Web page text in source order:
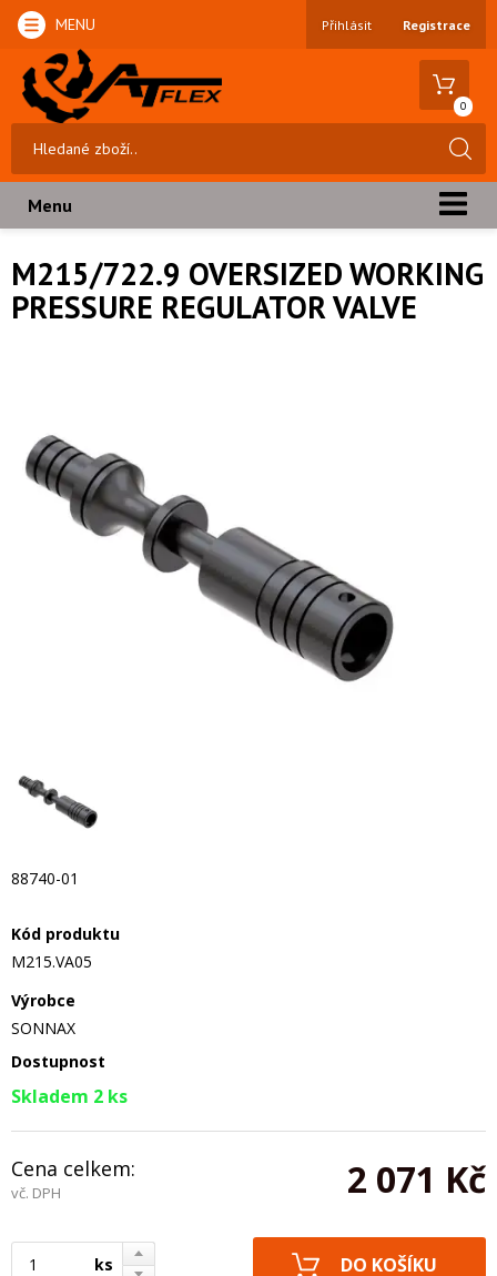
MENU Přihlásit Registrace
0
Menu
M215/722.9 OVERSIZED WORKING
PRESSURE REGULATOR VALVE
88740-01
Kód produktu
M215.VA05
Výrobce
SONNAX
Dostupnost
Skladem 2 ks
Cena celkem:
vč. DPH 2 071 Kč
ks